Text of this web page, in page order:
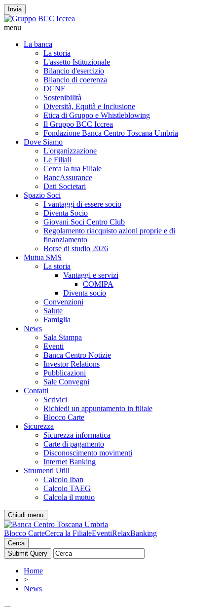
Invia
menu
La banca
La storia
L'assetto Istituzionale
Bilancio d'esercizio
Bilancio di coerenza
DCNF
Sostenibilità
Diversità, Equità e Inclusione
Etica di Gruppo e Whistleblowing
Il Gruppo BCC Iccrea
Fondazione Banca Centro Toscana Umbria
Dove Siamo
L'organizzazione
Le Filiali
Cerca la tua Filiale
BancAssurance
Dati Societari
Spazio Soci
I vantaggi di essere socio
Diventa Socio
Giovani Soci Centro Club
Regolamento riacquisto azioni proprie e di
finanziamento
Borse di studio 2026
Mutua SMS
La storia
Vantaggi e servizi
COMIPA
Diventa socio
Convenzioni
Salute
Famiglia
News
Sala Stampa
Eventi
Banca Centro Notizie
Investor Relations
Pubblicazioni
Sale Convegni
Contatti
Scrivici
Richiedi un appuntamento in filiale
Blocco Carte
Sicurezza
Sicurezza informatica
Carte di pagamento
Disconoscimento movimenti
Internet Banking
Strumenti Utili
Calcolo Iban
Calcolo TAEG
Calcola il mutuo
Chiudi menu
Blocco CarteCerca la FilialeEventiRelaxBanking
Cerca
Home
>
News